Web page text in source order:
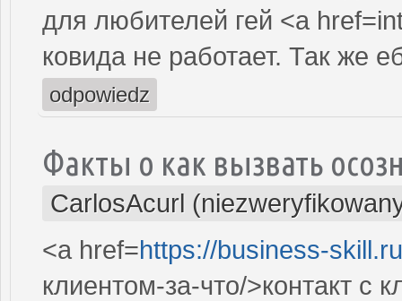
для любителей гей <a
ковида не работает. Так же
odpowiedz
Факты о как вызвать
CarlosAcurl
<a href=https://business-
клиентом-за-что/>контакт с